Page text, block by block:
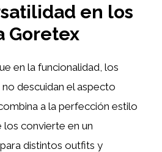
en los
Goretex
en la funcionalidad, los
descuidan el aspecto
a la perfección estilo
los convierte en un
distintos outfits y